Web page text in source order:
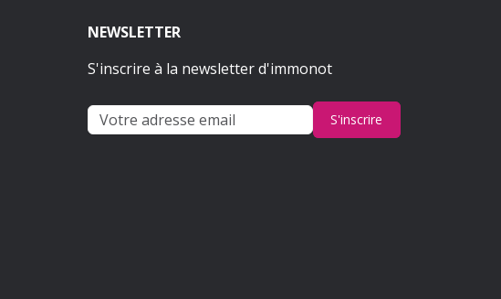
NEWSLETTER
S'inscrire à la newsletter d'immonot
S'inscrire